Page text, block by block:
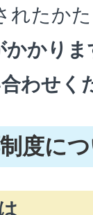
れたか
かり
わせく
度に